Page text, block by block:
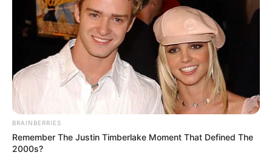
BRAINBERRIES
Remember The Justin Timberlake Moment That Defined The
2000s?